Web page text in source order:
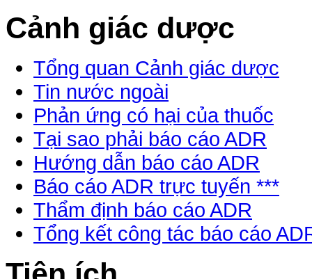
Cảnh giác dược
Tổng quan Cảnh giác dược
Tin nước ngoài
Phản ứng có hại của thuốc
Tại sao phải báo cáo ADR
Hướng dẫn báo cáo ADR
Báo cáo ADR trực tuyến ***
Thẩm định báo cáo ADR
Tổng kết công tác báo cáo